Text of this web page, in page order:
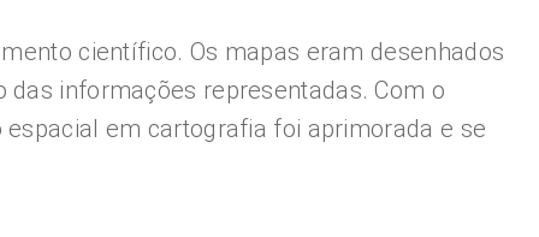
científico. Os mapas eram desenhados
informações representadas. Com o
em cartografia foi aprimorada e se